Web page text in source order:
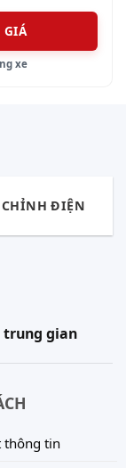
GIÁ
xe
CHỈNH ĐIỆN
trung gian
thông tin